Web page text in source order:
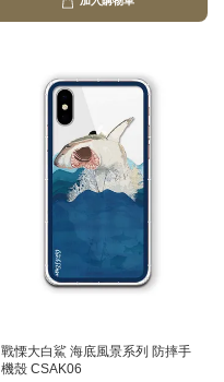
戰慄大白鯊 海底風景系列 防摔手
機殼 CSAK06